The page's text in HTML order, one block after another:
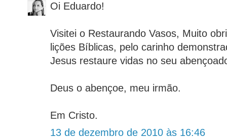
Oi Eduardo!
Visitei o Restaurando Vasos, Muito
lições Bíblicas, pelo carinho
Jesus restaure vidas no seu
Deus o abençoe, meu irmão.
Em Cristo.
13 de dezembro de 2010 às 16:46